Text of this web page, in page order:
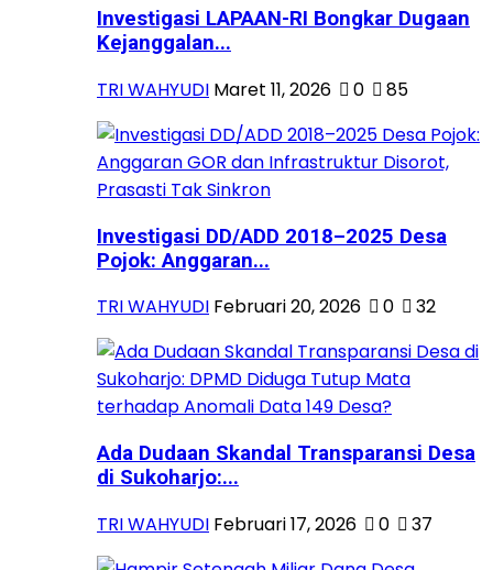
Investigasi LAPAAN-RI Bongkar Dugaan
Kejanggalan...
TRI WAHYUDI Maret 11, 2026 0 85
Investigasi DD/ADD 2018–2025 Desa
Pojok: Anggaran...
TRI WAHYUDI Februari 20, 2026 0 32
Ada Dudaan Skandal Transparansi Desa
di Sukoharjo:...
TRI WAHYUDI Februari 17, 2026 0 37